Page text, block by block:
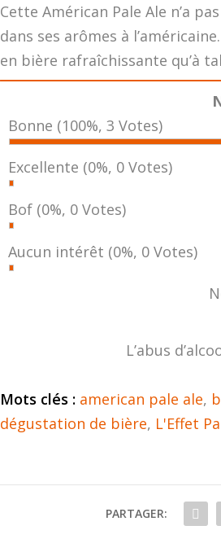
Cette Américan Pale Ale n’a
dans ses arômes à
en bière rafraîchissante qu’à
Bonne (100%, 3 Votes)
Excellente (0%, 0 Votes)
Bof (0%, 0 Votes)
Aucun intérêt (0%, 0 Votes)
L’abus
Mots clés : american pale ale,
dégustation de bière, L'Effet
PARTAGER: